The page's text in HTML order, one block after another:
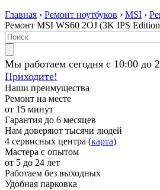
Главная › Ремонт ноутбуков › MSI ›
Ремонт MSI WS60 2OJ (3K IPS
Мы работаем сегодня с 10:00 до
Приходите!
Наши преимущества
Ремонт на месте
от 15 минут
Гарантия до 6 месяцев
Нам доверяют тысячи людей
4 сервисных центра (карта)
Мастера с опытом
от 5 до 24 лет
Работаем без выходных
Удобная парковка